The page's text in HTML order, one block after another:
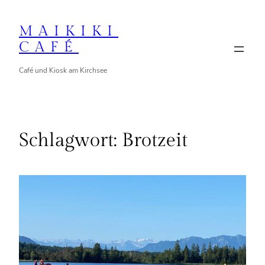
Inhalt
springen
MAIKIKI
CAFÉ
Café und Kiosk am Kirchsee
Schlagwort: Brotzeit